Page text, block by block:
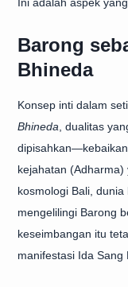
Barong
Bhineda
Konsep inti dalam
Bhineda , dualitas
kejahatan
kosmologi Bali,
mengelilingi Barong
keseimbangan itu
manifestasi Ida Sang